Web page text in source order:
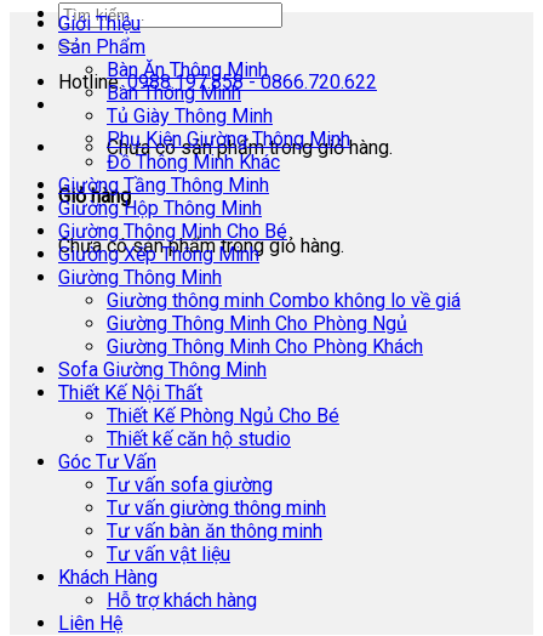
Hotline:0988.197.858 - 0866.720.622
Chưa có sản phẩm trong giỏ hàng.
Giỏ hàng
Chưa có sản phẩm trong giỏ hàng.
Giới Thiệu
Sản Phẩm
Bàn Ăn Thông Minh
Bàn Thông Minh
Tủ Giày Thông Minh
Phụ Kiện Giường Thông Minh
Đồ Thông Minh Khác
Giường Tầng Thông Minh
Giường Hộp Thông Minh
Giường Thông Minh Cho Bé
Giường Xếp Thông Minh
Giường Thông Minh
Giường thông minh Combo không lo về giá
Giường Thông Minh Cho Phòng Ngủ
Giường Thông Minh Cho Phòng Khách
Sofa Giường Thông Minh
Thiết Kế Nội Thất
Thiết Kế Phòng Ngủ Cho Bé
Thiết kế căn hộ studio
Góc Tư Vấn
Tư vấn sofa giường
Tư vấn giường thông minh
Tư vấn bàn ăn thông minh
Tư vấn vật liệu
Khách Hàng
Hỗ trợ khách hàng
Liên Hệ